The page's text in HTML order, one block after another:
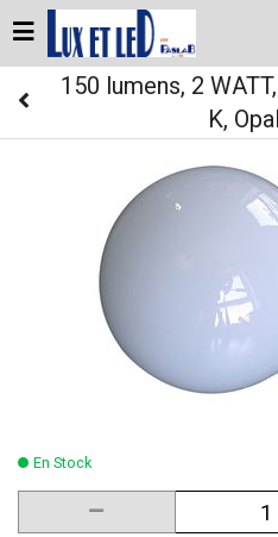
150 lumens, 2
K,
En Stock